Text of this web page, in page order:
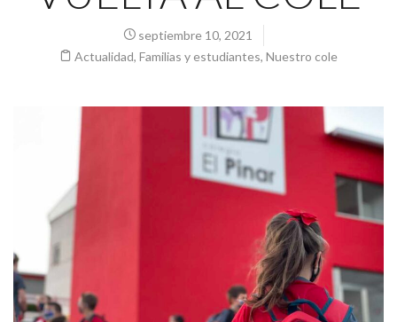
septiembre 10, 2021
Actualidad, Familias y estudiantes, Nuestro cole